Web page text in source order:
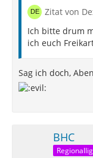
Zitat von
Ich bitte drum
ich euch
Sag ich doch,
BHC